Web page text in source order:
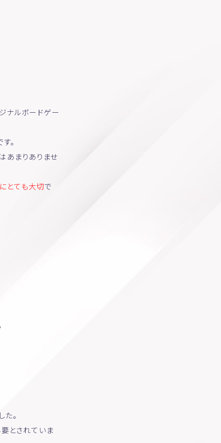
ナルボードゲー
。
あまりありませ
とても大切で
。
とされていま